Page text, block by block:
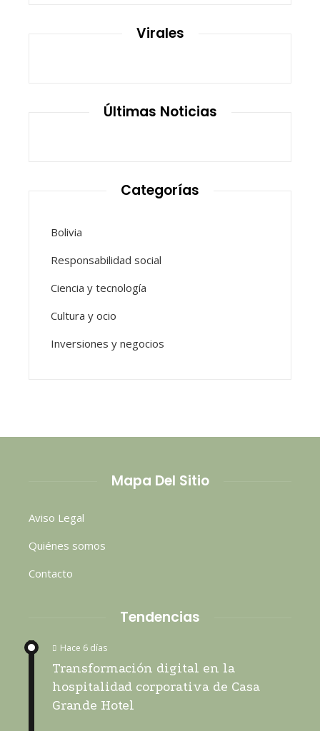
Virales
Últimas Noticias
Categorías
Bolivia
Responsabilidad social
Ciencia y tecnología
Cultura y ocio
Inversiones y negocios
Mapa Del Sitio
Aviso Legal
Quiénes somos
Contacto
Tendencias
Hace 6 días
Transformación digital en la
hospitalidad corporativa de Casa
Grande Hotel